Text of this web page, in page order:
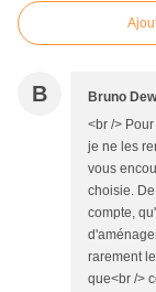
B Bruno
<br />
je ne les
vous
choisie.
compte,
rarement
que<br />